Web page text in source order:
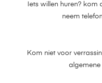
Iets willen huren?
neem
Kom niet voor